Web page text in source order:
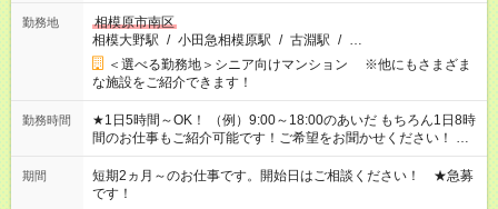
勤務地
相模原市南区
相模大野駅 / 小田急相模原駅 / 古淵駅 / …
＜選べる勤務地＞シニア向けマンション ※他にもさまざま
な施設をご紹介できます！
勤務時間
★1日5時間～OK！ （例）9:00～18:00のあいだ もちろん1日8時
間のお仕事もご紹介可能です！ご希望をお聞かせください！ ★
家庭の都合でお休みが必要な場合も遠慮なくご相談ください。
※週最低15時間以上の勤務が必要です
期間
短期2ヵ月～のお仕事です。開始日はご相談ください！ ★急募
です！